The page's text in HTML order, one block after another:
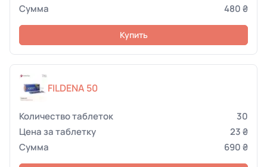
480 ₴
Купить
FILDENA 50
30
23 ₴
690 ₴